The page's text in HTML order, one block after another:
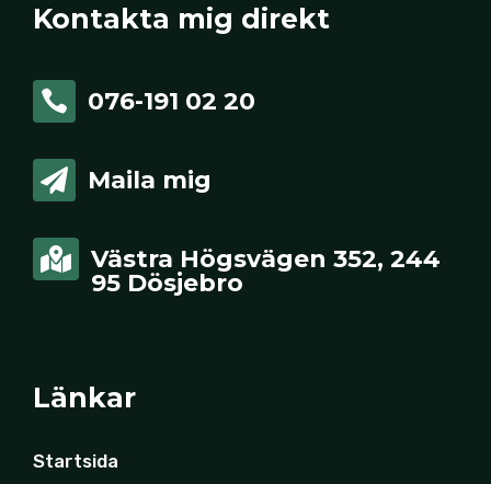
Kontakta mig direkt
 076-191 02 20
 Maila mig

Västra Högsvägen 352, 244
95 Dösjebro
Länkar
Startsida